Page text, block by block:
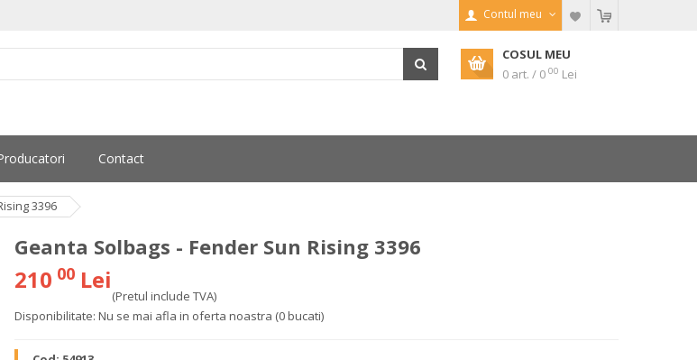
Contul meu
COSUL MEU
0 art. / 0 00 Lei
Contact
3396
Geanta Solbags - Fender Sun Rising 3396
210 00 Lei
(Pretul include TVA)
Disponibilitate: Nu se mai afla in oferta noastra (0 bucati)